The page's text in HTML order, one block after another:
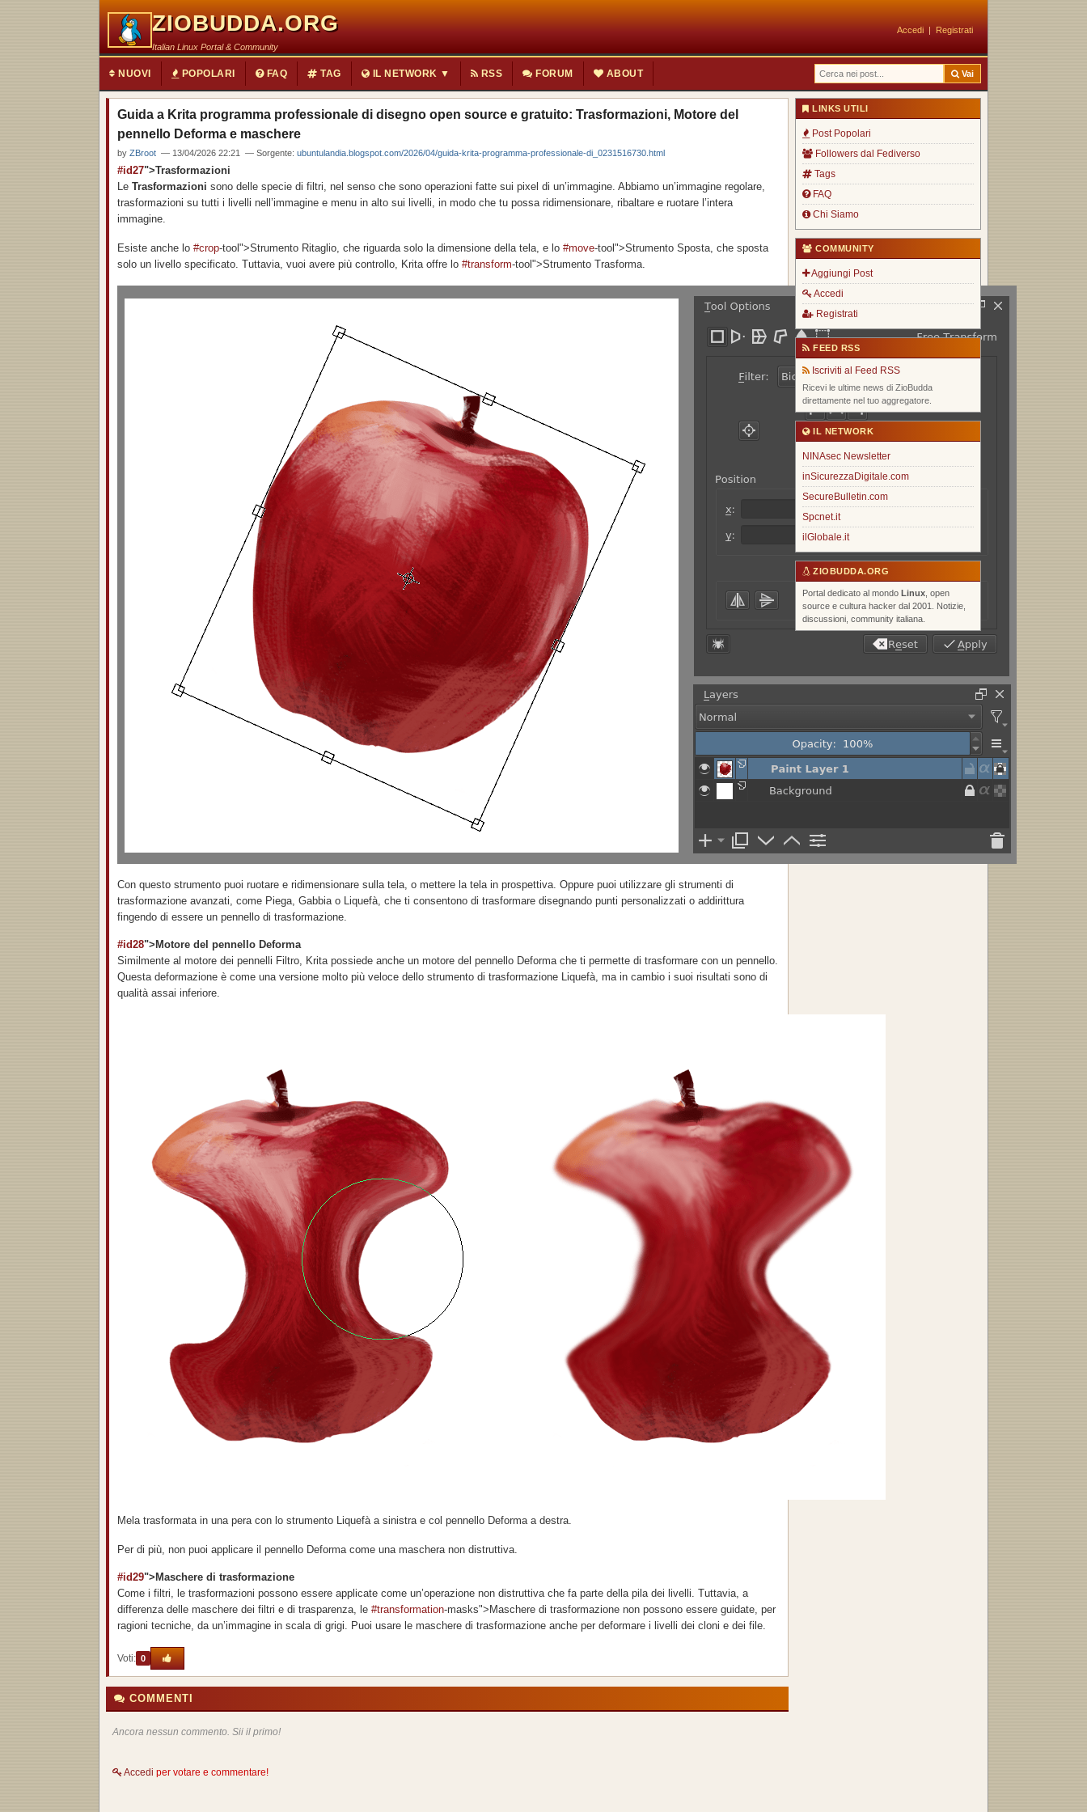
ZIOBUDDA.ORG
Italian Linux Portal & Community
Accedi | Registrati
NUOVI POPOLARI FAQ TAG IL NETWORK ▼ RSS FORUM ABOUT Vai
Guida a Krita programma professionale di disegno open source e gratuito: Trasformazioni, Motore del
pennello Deforma e maschere
by ZBroot — 13/04/2026 22:21 — Sorgente: ubuntulandia.blogspot.com/2026/04/guida-krita-programma-professionale-di_0231516730.html
#id27">Trasformazioni
Le Trasformazioni sono delle specie di filtri, nel senso che sono operazioni fatte sui pixel di un’immagine. Abbiamo un’immagine regolare,
trasformazioni su tutti i livelli nell’immagine e menu in alto sui livelli, in modo che tu possa ridimensionare, ribaltare e ruotare l’intera
immagine.
Esiste anche lo #crop-tool">Strumento Ritaglio, che riguarda solo la dimensione della tela, e lo #move-tool">Strumento Sposta, che sposta
solo un livello specificato. Tuttavia, vuoi avere più controllo, Krita offre lo #transform-tool">Strumento Trasforma.
Con questo strumento puoi ruotare e ridimensionare sulla tela, o mettere la tela in prospettiva. Oppure puoi utilizzare gli strumenti di
trasformazione avanzati, come Piega, Gabbia o Liquefà, che ti consentono di trasformare disegnando punti personalizzati o addirittura
fingendo di essere un pennello di trasformazione.
#id28">Motore del pennello Deforma
Similmente al motore dei pennelli Filtro, Krita possiede anche un motore del pennello Deforma che ti permette di trasformare con un pennello.
Questa deformazione è come una versione molto più veloce dello strumento di trasformazione Liquefà, ma in cambio i suoi risultati sono di
qualità assai inferiore.
Mela trasformata in una pera con lo strumento Liquefà a sinistra e col pennello Deforma a destra.
Per di più, non puoi applicare il pennello Deforma come una maschera non distruttiva.
#id29">Maschere di trasformazione
Come i filtri, le trasformazioni possono essere applicate come un’operazione non distruttiva che fa parte della pila dei livelli. Tuttavia, a
differenza delle maschere dei filtri e di trasparenza, le #transformation-masks">Maschere di trasformazione non possono essere guidate, per
ragioni tecniche, da un’immagine in scala di grigi. Puoi usare le maschere di trasformazione anche per deformare i livelli dei cloni e dei file.
Voti: 0
COMMENTI
Ancora nessun commento. Sii il primo!
Accedi per votare e commentare!
LINKS UTILI
Post Popolari
Followers dal Fediverso
Tags
FAQ
Chi Siamo
COMMUNITY
Aggiungi Post
Accedi
Registrati
FEED RSS
Iscriviti al Feed RSS
Ricevi le ultime news di ZioBudda
direttamente nel tuo aggregatore.
IL NETWORK
NINAsec Newsletter
inSicurezzaDigitale.com
SecureBulletin.com
Spcnet.it
ilGlobale.it
ZIOBUDDA.ORG
Portal dedicato al mondo Linux , open
source e cultura hacker dal 2001. Notizie,
discussioni, community italiana.